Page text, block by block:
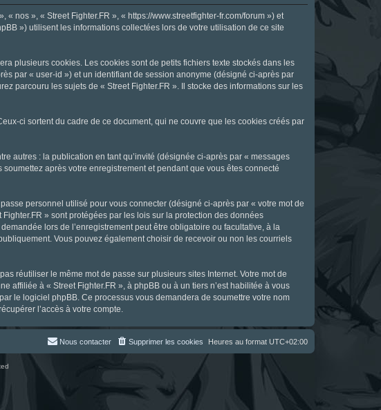
nos », « Street Fighter.FR », « https://www.streetfighter-fr.com/forum ») et
») utilisent les informations collectées lors de votre utilisation de ce site
plusieurs cookies. Les cookies sont de petits fichiers texte stockés dans les
par « user-id ») et un identifiant de session anonyme (désigné ci-après par
parcouru les sujets de « Street Fighter.FR ». Il stocke des informations sur les
ci sortent du cadre de ce document, qui ne couvre que les cookies créés par
autres : la publication en tant qu’invité (désignée ci-après par « messages
après votre enregistrement et pendant que vous êtes connecté
personnel utilisé pour vous connecter (désigné ci-après par « votre mot de
» sont protégées par les lois sur la protection des données
lors de l’enregistrement peut être obligatoire ou facultative, à la
Vous pouvez également choisir de recevoir ou non les courriels
réutiliser le même mot de passe sur plusieurs sites Internet. Votre mot de
affiliée à « Street Fighter.FR », à phpBB ou à un tiers n’est habilitée à vous
le logiciel phpBB. Ce processus vous demandera de soumettre votre nom
l’accès à votre compte.
Heures au format UTC+02:00
Supprimer les cookies
Nous contacter